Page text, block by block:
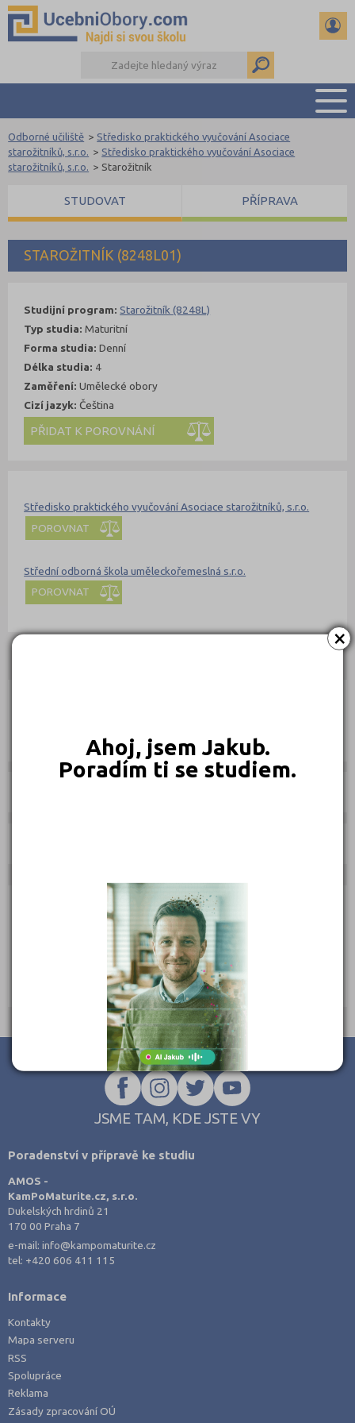
×
Ahoj, jsem Jakub.
Poradím ti se studiem.
PŘEHLED ŠKOL
DŮLEŽITÉ TERMÍNY
REFERÁTY
DALŠÍ DRUHY ŠKOL
STAROŽITNÍK (8248L01)
Odborné učiliště > Středisko praktického vyučování Asociace
starožitníků, s.r.o.
> Středisko praktického vyučování Asociace
starožitníků, s.r.o.
> Starožitník
Studijní program:Starožitník (8248L)
Typ studia:Maturitní
Forma studia:Denní
Délka studia: 4
Zaměření:Umělecké obory
Cizí jazyk:Čeština
STUDOVAT PŘÍPRAVA
Středisko praktického vyučování Asociace starožitníků, s.r.o.
POROVNAT
Střední odborná škola uměleckořemeslná s.r.o.
POROVNAT
Časopis Kampomaturitě
Středisko praktického vyučování Asociace starožitníků, s.r.o.,
Středisko praktického vyučování Asociace starožitníků, s.r.o.
http://spv.as.sweb.cz/
spv.as@seznam.cz
JSME TAM, KDE JSTE VY
Poradenství v přípravě ke studiu
AMOS -
KamPoMaturite.cz, s.r.o.
Dukelských hrdinů 21
170 00 Praha 7
e-mail:info@kampomaturite.cz
tel: +420 606 411 115
Informace
Kontakty
Mapa serveru
RSS
Spolupráce
Reklama
Zásady zpracování OÚ